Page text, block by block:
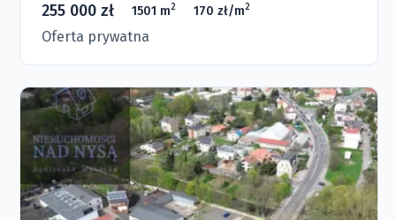
255 000 zł 1501 m2 170 zł/m2
Oferta prywatna